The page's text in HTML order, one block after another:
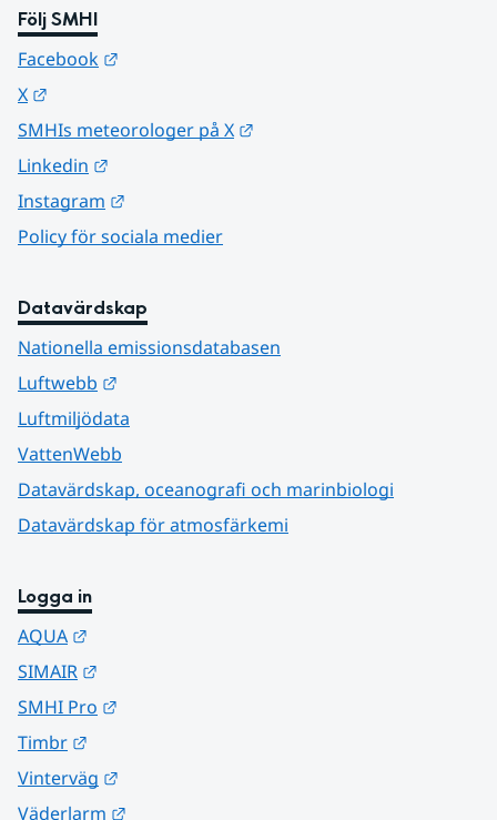
Följ SMHI
Facebook
X
SMHIs meteorologer på X
Linkedin
Instagram
Policy för sociala medier
Datavärdskap
Nationella emissionsdatabasen
Luftwebb
Luftmiljödata
VattenWebb
Datavärdskap, oceanografi och marinbiologi
Datavärdskap för atmosfärkemi
Logga in
AQUA
SIMAIR
SMHI Pro
Timbr
Vinterväg
Väderlarm